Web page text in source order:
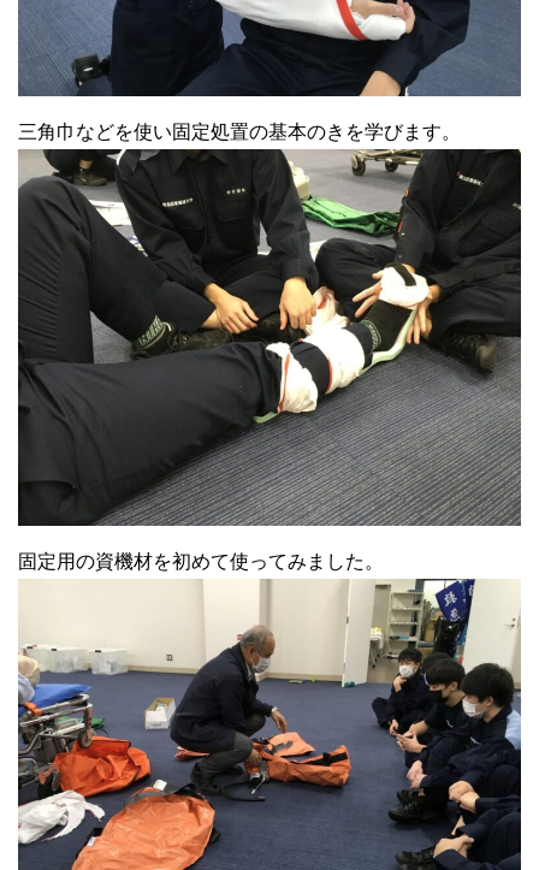
三角巾などを使い固定処置の基本のきを学びます。
固定用の資機材を初めて使ってみました。